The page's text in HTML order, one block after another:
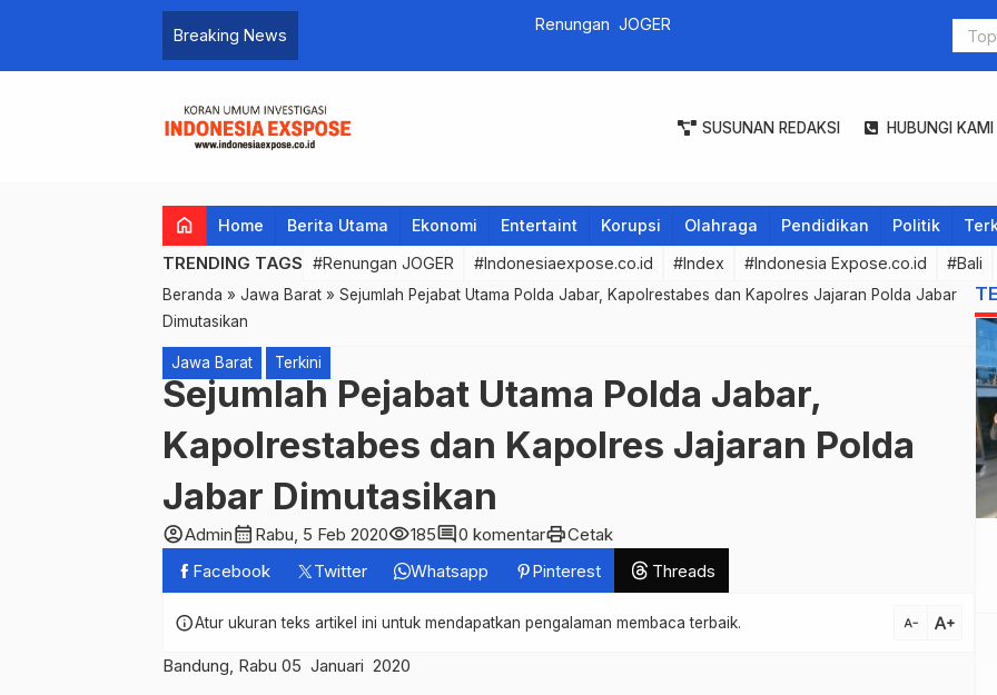
Breaking News
Kalsel
SUSUNAN REDAKSI HUBUNGI KAMI
home Home Berita Utama Ekonomi Entertaint Korupsi Olahraga Pendidikan Politik
TRENDING TAGS #Renungan JOGER #Indonesiaexpose.co.id #Index #Indonesia Expose.co.id #Bali
Beranda » Jawa Barat » Sejumlah Pejabat Utama Polda Jabar, Kapolrestabes dan Kapolres Jajaran Polda Jabar
Dimutasikan
Jawa Barat Terkini
Sejumlah Pejabat Utama Polda Jabar,
Kapolrestabes dan Kapolres Jajaran Polda
Jabar Dimutasikan
account_circleAdmincalendar_month Rabu, 5 Feb 2020visibility185comment0 komentarprintCetak
Facebook
Twitter Whatsapp Pinterest Threads
infoAtur ukuran teks artikel ini untuk mendapatkan pengalaman membaca terbaik. text_decrease text_increase
Bandung, Rabu 05 Januari 2020